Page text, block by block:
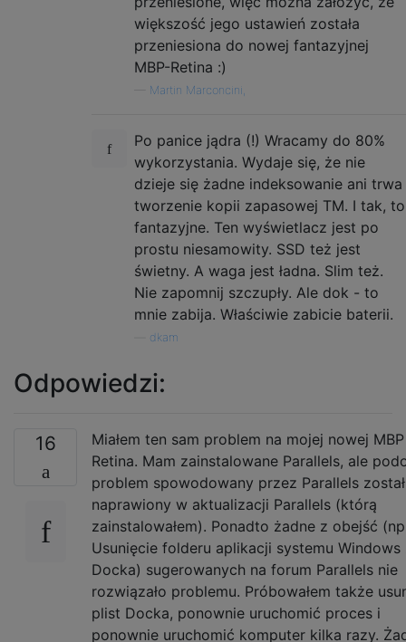
większość jego ustawień została
przeniesiona do nowej fantazyjnej
MBP-Retina :)
Martin Marconcini,
Po panice jądra (!) Wracamy do 80%
wykorzystania. Wydaje się, że nie
dzieje się żadne indeksowanie ani trwa
tworzenie kopii zapasowej TM. I tak, to
fantazyjne. Ten wyświetlacz jest po
prostu niesamowity. SSD też jest
świetny. A waga jest ładna. Slim też.
Nie zapomnij szczupły. Ale dok - to
mnie zabija. Właściwie zabicie baterii.
dkam
Odpowiedzi:
16
Miałem ten sam problem na mojej nowej MBP
Retina. Mam zainstalowane Parallels, ale
problem spowodowany przez Parallels został
naprawiony w aktualizacji Parallels (którą
zainstalowałem). Ponadto żadne z obejść
Usunięcie folderu aplikacji systemu Windows
Docka) sugerowanych na forum Parallels nie
rozwiązało problemu. Próbowałem także
plist Docka, ponownie uruchomić proces i
ponownie uruchomić komputer kilka razy.